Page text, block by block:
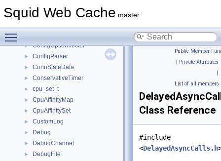
Squid Web Cache master
CompositePoolNode
► ConfigOptionVector
► ConfigParser
► ConnStateData
► ConservativeTimer
► cpu_set_t
► CpuAffinityMap
► CpuAffinitySet
► CustomLog
► Debug
► DebugChannel
► DebugFile
Public Member
| Private Attributes
|
List of all members
Class Reference
#include
<DelayedAsyncCalls.h